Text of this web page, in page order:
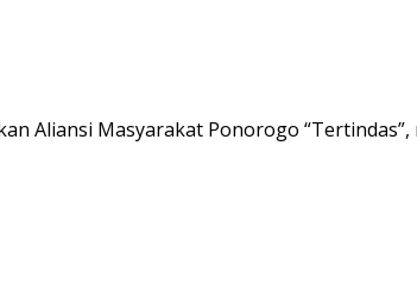
Aliansi Masyarakat Ponorogo